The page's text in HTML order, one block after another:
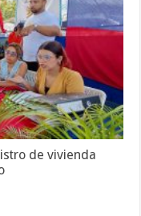
de vivienda